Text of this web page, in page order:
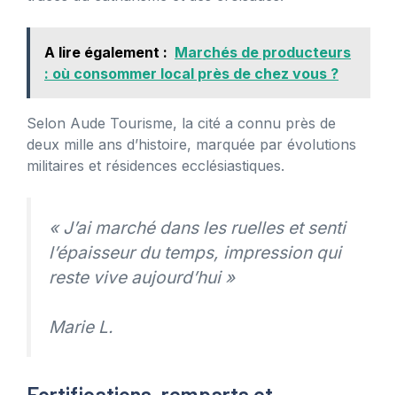
A lire également : Marchés de producteurs
: où consommer local près de chez vous ?
Selon Aude Tourisme, la cité a connu près de
deux mille ans d’histoire, marquée par évolutions
militaires et résidences ecclésiastiques.
« J’ai marché dans les ruelles et senti
l’épaisseur du temps, impression qui
reste vive aujourd’hui »
Marie L.